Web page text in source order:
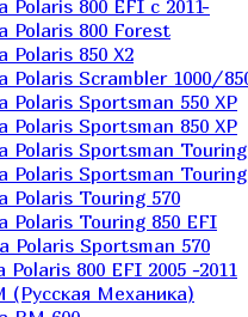
800 EFI с 2011-
Polaris 800 Forest
Polaris 850 X2
Polaris Scrambler 1000/
Polaris Sportsman 550 XP
Polaris Sportsman 850 XP
Polaris Sportsman
Sportsman Touring
Polaris Touring 570
Polaris Touring 850 EFI
Polaris Sportsman 570
800 EFI 2005 -2011
(Русская Механика)